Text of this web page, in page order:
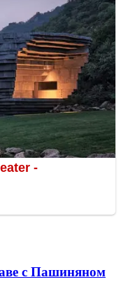
с Пашиняном